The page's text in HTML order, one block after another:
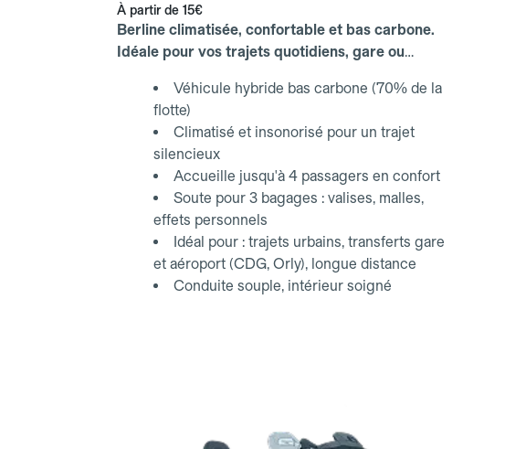
À partir de 15€
Berline climatisée, confortable et bas carbone.
Idéale pour vos trajets quotidiens, gare ou
Véhicule hybride bas carbone (70% de la
flotte)
Climatisé et insonorisé pour un trajet
silencieux
Accueille jusqu'à 4 passagers en confort
Soute pour 3 bagages : valises, malles,
effets personnels
Idéal pour : trajets urbains, transferts gare
et aéroport (CDG, Orly), longue distance
Conduite souple, intérieur soigné